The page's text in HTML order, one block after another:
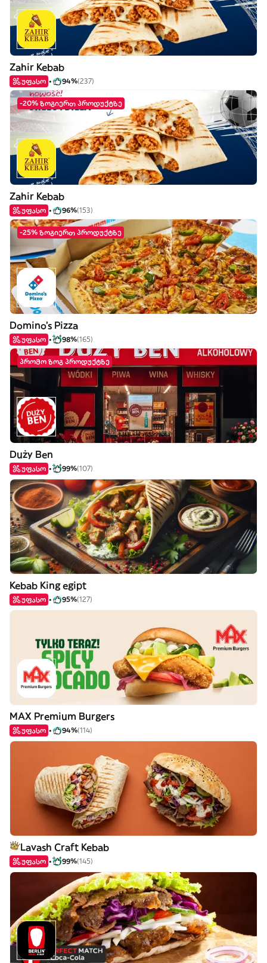
Zahir Kebab
უფასო 94%(237)
-20% ზოგიერთ პროდუქტზე
Zahir Kebab
უფასო 96%(153)
-25% ზოგიერთ პროდუქტზე
Domino's Pizza
უფასო 98%(165)
პრომო ზოგ პროდუქტზე
Duży Ben
უფასო 99%(107)
Kebab King egipt
უფასო 95%(127)
MAX Premium Burgers
უფასო 94%(114)
Lavash Craft Kebab
უფასო 99%(145)